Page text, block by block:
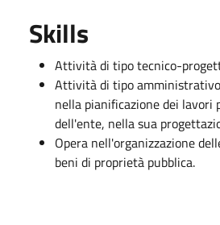
Skills
Attività di tipo tecnico-
Attività di tipo
nella pianificazione dei lavori
dell'ente, nella sua
Opera nell'organizzazione
beni di proprietà pubblica.